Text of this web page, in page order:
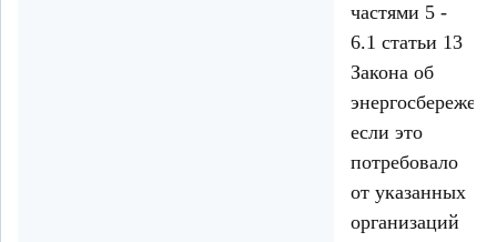
частями 5 -
6.1 статьи 13
Закона об
если это
потребовало
от указанных
организаций